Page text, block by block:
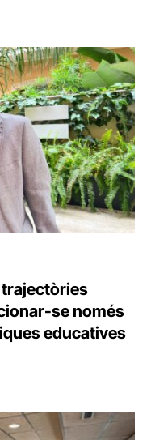
trajectòries
se només
educatives